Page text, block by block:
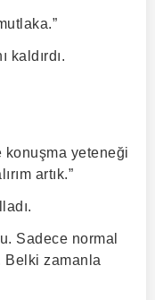
kaldırdı.
konuşma yeteneği
artık.”
Sadece normal
Belki zamanla